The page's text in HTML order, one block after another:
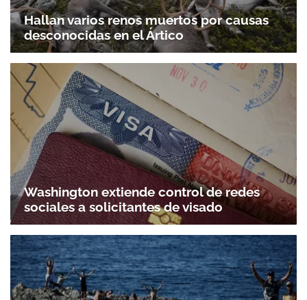
Gracias por suscribirte a nuestro boletín.
ACEPTAR
Hallan varios renos muertos por causas
desconocidas en el Ártico
Washington extiende control de redes
sociales a solicitantes de visado